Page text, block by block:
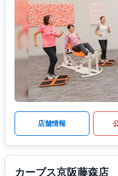
店舗情報
カーブス京阪藤森店